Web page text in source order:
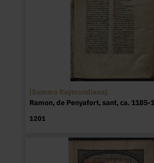
[Summa Raymundiana]
Ramon, de Penyafort, sant, ca. 1185-
1201